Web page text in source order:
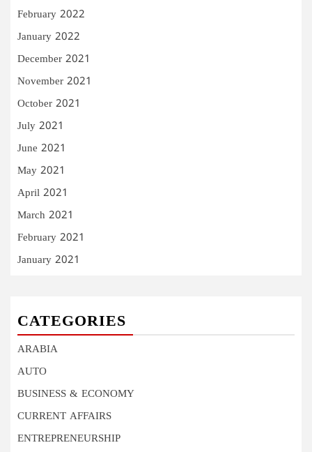
February 2022
January 2022
December 2021
November 2021
October 2021
July 2021
June 2021
May 2021
April 2021
March 2021
February 2021
January 2021
CATEGORIES
ARABIA
AUTO
BUSINESS & ECONOMY
CURRENT AFFAIRS
ENTREPRENEURSHIP